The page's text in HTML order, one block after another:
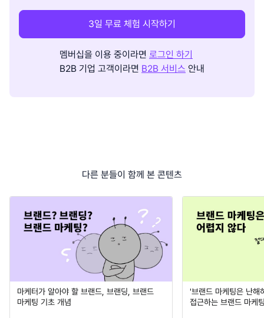
3일 무료 체험 시작하기
멤버십을 이용 중이라면 로그인 하기
B2B 기업 고객이라면 B2B 서비스 안내
다른 분들이 함께 본 콘텐츠
마케터가 알아야 할 브랜드, 브랜딩, 브랜드
마케팅 기초 개념
'브랜드 마케팅은 난해
접근하는 브랜드 마케